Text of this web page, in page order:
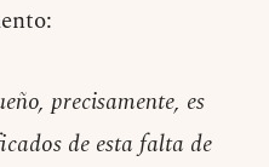
precisamente, es
de esta falta de